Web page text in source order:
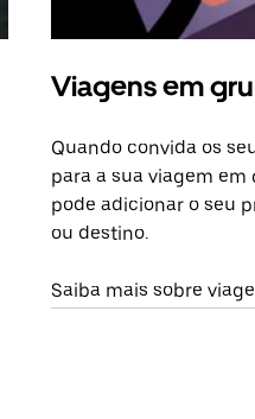
Viagens em
Quando convida os
para a sua viagem em
pode adicionar o seu
ou destino.
Saiba mais sobre